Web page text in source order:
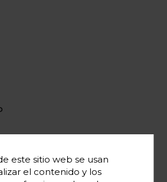
76.500.000
Inversión total*
este sitio web se usan
el contenido y los